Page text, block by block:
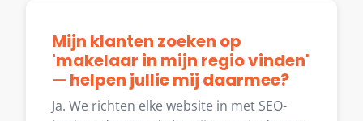
Mijn klanten zoeken op
'makelaar in mijn regio vinden'
— helpen jullie mij daarmee?
Ja. We richten elke website in met SEO-